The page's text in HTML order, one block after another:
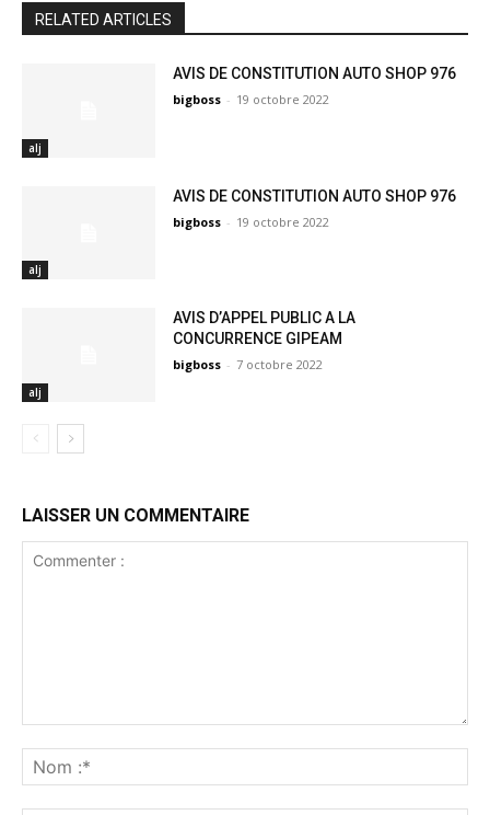
RELATED ARTICLES
alj
AVIS DE CONSTITUTION AUTO SHOP 976
bigboss - 19 octobre 2022
alj
AVIS DE CONSTITUTION AUTO SHOP 976
bigboss - 19 octobre 2022
alj
AVIS D’APPEL PUBLIC A LA
CONCURRENCE GIPEAM
bigboss - 7 octobre 2022
LAISSER UN COMMENTAIRE
:*